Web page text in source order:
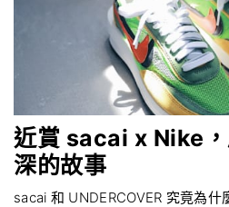
近賞 sacai x Nike
深的故事
sacai 和 UNDERCOVER 究竟為